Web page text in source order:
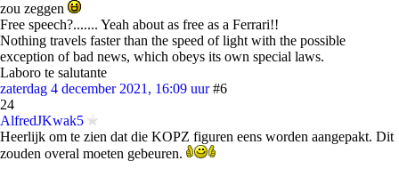
zou zeggen
Free speech?....... Yeah about as free as a Ferrari!!
Nothing travels faster than the speed of light with the possible
exception of bad news, which obeys its own special laws.
Laboro te salutante
zaterdag 4 december 2021, 16:09 uur #6
24
AlfredJKwak5
Heerlijk om te zien dat die KOPZ figuren eens worden aangepakt. Dit
zouden overal moeten gebeuren.